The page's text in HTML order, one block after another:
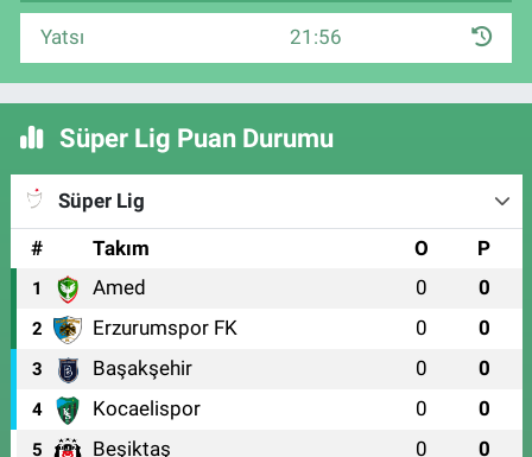
Yatsı 21:56
Süper Lig Puan Durumu
Süper Lig
#
Takım O P
1 Amed 0 0
2 Erzurumspor FK 0 0
3 Başakşehir 0 0
4 Kocaelispor 0 0
5 Beşiktaş 0 0